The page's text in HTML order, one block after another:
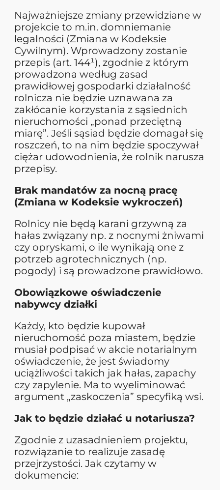
Najważniejsze zmiany przewidziane w
projekcie to m.in. domniemanie
legalności (Zmiana w Kodeksie
Cywilnym). Wprowadzony zostanie
przepis (art. 144¹), zgodnie z którym
prowadzona według zasad
prawidłowej gospodarki działalność
rolnicza nie będzie uznawana za
zakłócanie korzystania z sąsiednich
nieruchomości „ponad przeciętną
miarę”. Jeśli sąsiad będzie domagał się
roszczeń, to na nim będzie spoczywał
ciężar udowodnienia, że rolnik narusza
przepisy.
Brak mandatów za nocną pracę
(Zmiana w Kodeksie wykroczeń)
Rolnicy nie będą karani grzywną za
hałas związany np. z nocnymi żniwami
czy opryskami, o ile wynikają one z
potrzeb agrotechnicznych (np.
pogody) i są prowadzone prawidłowo.
Obowiązkowe oświadczenie
nabywcy działki
Każdy, kto będzie kupował
nieruchomość poza miastem, będzie
musiał podpisać w akcie notarialnym
oświadczenie, że jest świadomy
uciążliwości takich jak hałas, zapachy
czy zapylenie. Ma to wyeliminować
argument „zaskoczenia” specyfiką wsi.
Jak to będzie działać u notariusza?
Zgodnie z uzasadnieniem projektu,
rozwiązanie to realizuje zasadę
przejrzystości. Jak czytamy w
dokumencie: